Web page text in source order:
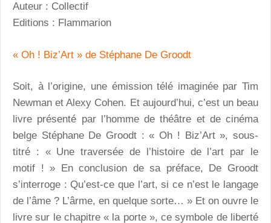
Auteur : Collectif
Editions : Flammarion
« Oh ! Biz’Art » de Stéphane De Groodt
Soit, à l’origine, une émission télé imaginée par Tim
Newman et Alexy Cohen. Et aujourd’hui, c’est un beau
livre présenté par l’homme de théâtre et de cinéma
belge Stéphane De Groodt : « Oh ! Biz’Art », sous-
titré : « Une traversée de l’histoire de l’art par le
motif ! » En conclusion de sa préface, De Groodt
s’interroge : Qu’est-ce que l’art, si ce n’est le langage
de l’âme ? L’ârme, en quelque sorte… » Et on ouvre le
livre sur le chapitre « la porte », ce symbole de liberté